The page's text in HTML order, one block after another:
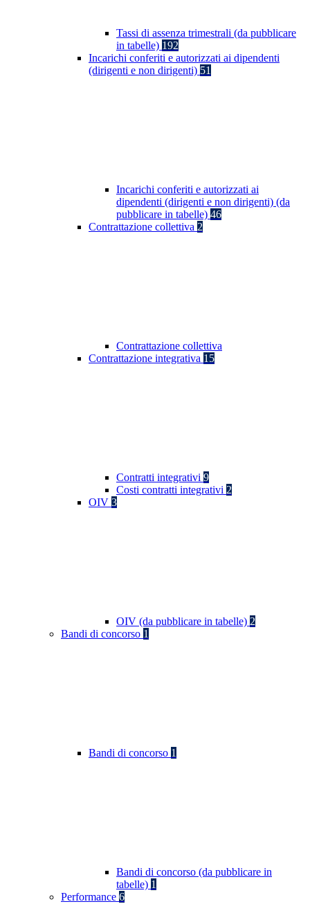
Tassi di assenza trimestrali (da pubblicare
in tabelle) 192
Incarichi conferiti e autorizzati ai dipendenti
(dirigenti e non dirigenti) 51
Incarichi conferiti e autorizzati ai
dipendenti (dirigenti e non dirigenti) (da
pubblicare in tabelle) 46
Contrattazione collettiva 2
Contrattazione collettiva
Contrattazione integrativa 15
Contratti integrativi 9
Costi contratti integrativi 2
OIV 3
OIV (da pubblicare in tabelle) 2
Bandi di concorso 1
Bandi di concorso 1
Bandi di concorso (da pubblicare in
tabelle) 1
Performance 6